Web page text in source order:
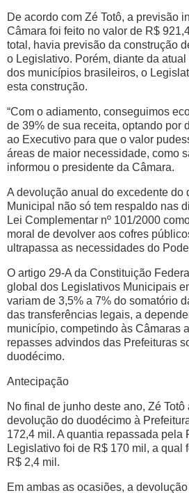
De acordo com Zé Totô, a previsão
Câmara foi feito no valor de R$
total, havia previsão da construção
o Legislativo. Porém, diante da
dos municípios brasileiros, o
esta construção.
“Com o adiamento, conseguimos
de 39% de sua receita, optando por
ao Executivo para que o valor
áreas de maior necessidade, como
informou o presidente da Câmara.
A devolução anual do excedente do
Municipal não só tem respaldo nas
Lei Complementar nº 101/2000
moral de devolver aos cofres
ultrapassa as necessidades do
O artigo 29-A da Constituição
global dos Legislativos Municipais
variam de 3,5% a 7% do somatório
das transferências legais, a
município, competindo às Câmaras
repasses advindos das Prefeituras
duodécimo.
Antecipação
No final de junho deste ano, Zé
devolução do duodécimo à
172,4 mil. A quantia repassada pela
Legislativo foi de R$ 170 mil, a qual
R$ 2,4 mil.
Em ambas as ocasiões, a